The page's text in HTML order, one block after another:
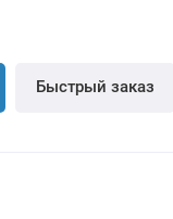
Быстрый заказ